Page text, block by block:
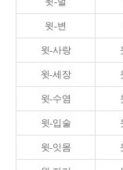
윗-변
윗-사랑
윗-세장
윗-수염
윗-입술
윗-잇몸